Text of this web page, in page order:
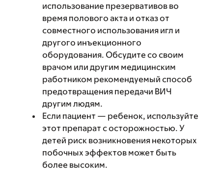
использование презервативов во
время полового акта и отказ от
совместного использования игл и
другого инъекционного
оборудования. Обсудите со своим
врачом или другим медицинским
работником рекомендуемый способ
предотвращения передачи ВИЧ
другим людям.
Если пациент — ребенок, используйте
этот препарат с осторожностью. У
детей риск возникновения некоторых
побочных эффектов может быть
более высоким.